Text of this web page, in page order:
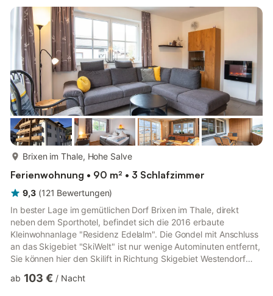
dem Aufzug erreichbar. Durch den geräumigen Flur mit
Kleiderschrank haben Sie Zugang zu drei großen
Schlafzimmern ...
Brixen im Thale, Hohe Salve
Ferienwohnung • 90 m² • 3 Schlafzimmer
9,3 (121 Bewertungen)
In bester Lage im gemütlichen Dorf Brixen im Thale, direkt
neben dem Sporthotel, befindet sich die 2016 erbaute
Kleinwohnanlage "Residenz Edelalm". Die Gondel mit Anschluss
an das Skigebiet "SkiWelt" ist nur wenige Autominuten entfernt,
Sie können hier den Skilift in Richtung Skigebiet Westendorf
Der Skibus hält praktisch vor der Haustür. Die Talabfahrt
ab 103 € / Nacht